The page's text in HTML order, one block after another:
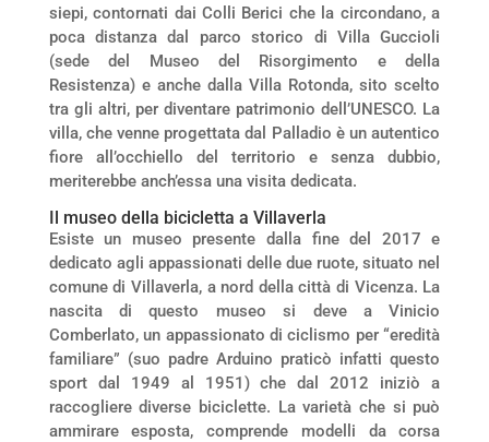
siepi, contornati dai Colli Berici che la circondano, a
poca distanza dal parco storico di Villa Guccioli
(sede del Museo del Risorgimento e della
Resistenza) e anche dalla Villa Rotonda, sito scelto
tra gli altri, per diventare patrimonio dell’UNESCO. La
villa, che venne progettata dal Palladio è un autentico
fiore all’occhiello del territorio e senza dubbio,
meriterebbe anch’essa una visita dedicata.
Il museo della bicicletta a Villaverla
Esiste un museo presente dalla fine del 2017 e
dedicato agli appassionati delle due ruote, situato nel
comune di Villaverla, a nord della città di Vicenza. La
nascita di questo museo si deve a Vinicio
Comberlato, un appassionato di ciclismo per “eredità
familiare” (suo padre Arduino praticò infatti questo
sport dal 1949 al 1951) che dal 2012 iniziò a
raccogliere diverse biciclette. La varietà che si può
ammirare esposta, comprende modelli da corsa